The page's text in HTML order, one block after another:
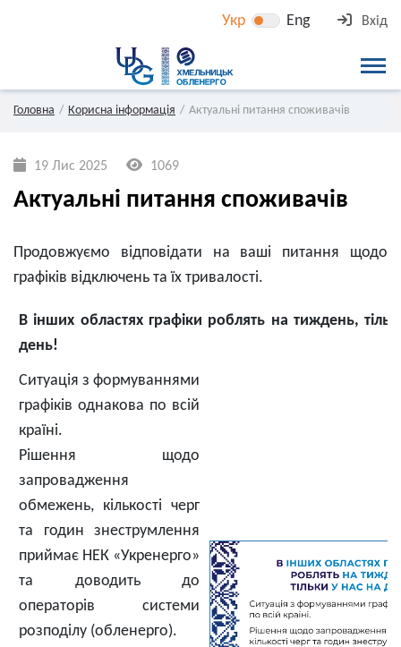
Укр Eng Вхід
Головна Корисна інформація Актуальні питання споживачів
19 Лис 2025 1069
Актуальні питання споживачів
Продовжуємо відповідати на ваші питання щодо
графіків відключень та їх тривалості.
В інших областях графіки роблять на тиждень,
день!
Ситуація з формуваннями
графіків однакова по всій
країні.
Рішення щодо
запровадження
обмежень, кількості черг
та годин знеструмлення
приймає НЕК «Укренерго»
та доводить до
операторів системи
розподілу (обленерго).